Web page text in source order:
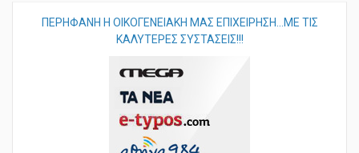
ΠΕΡHΦΑΝΗ Η ΟΙΚΟΓΕΝΕΙΑΚΗ ΜΑΣ ΕΠΙΧΕΙΡΗΣΗ...ΜΕ ΤΙΣ
ΚΑΛΥΤΕΡΕΣ ΣΥΣΤΑΣΕΙΣ!!!